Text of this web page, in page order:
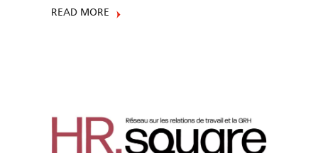
READ MORE